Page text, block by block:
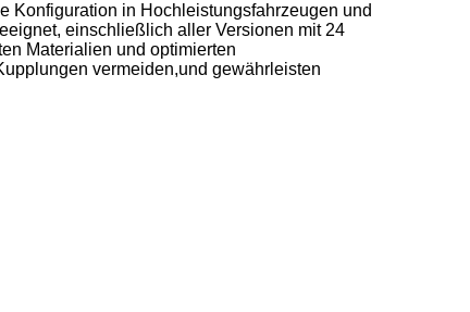
Konfiguration in Hochleistungsfahrzeugen und
einschließlich aller Versionen mit 24
Materialien und optimierten
vermeiden,und gewährleisten